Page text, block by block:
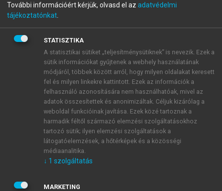
A regisztráció után apróbaidőszakautomatikusan
BELÉPÉS SAJÁT FIÓKKAL
ÚJ FIÓK LÉTREHOZÁSA
1 óra díjmentes hozzáférés
E-MAIL-CÍM
JELSZÓ
További információért kérjük, olvasd el az adatvédelmi
tájékoztatónkat
STATISZTIKA
A statisztikai sütiket „teljesítménysütiknek” is nevezik. Ezek a
sütik információkat gyűjtenek a webhely használatának
módjáról, többek között arról, hogy milyen oldalakat keresett
fel és milyen linkekre kattintott. Ezek az információk a
felhasználó azonosítására nem használhatóak, mivel az
adatok összesítettek és anonimizáltak. Céljuk kizárólag a
weboldal funkcióinak javítása. Ezek közé tartoznak a
harmadik féltől származó elemzési szolgáltatásokhoz
tartozó sütik; ilyen elemzési szolgáltatások a
látogatóelemzések, a hőtérképek és a közösségi
médiaanalitika.
↓ 1 szolgáltatás
MARKETING